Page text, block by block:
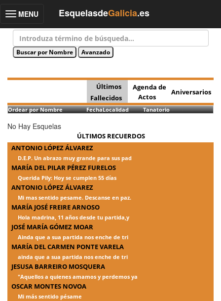
Toggle
MENU EsquelasdeGalicia.es
Últimos
Fallecidos
Agenda de
Actos
Aniversarios
Ordear por Nombre FechaLocalidad Tanatorio
No Hay Esquelas
ÚLTIMOS RECUERDOS
ANTONIO LÓPEZ ÁLVAREZ
D.E.P. Un abrazo muy grande para sus pad
MARÍA DEL PILAR PÉREZ FURELOS
Querida Pily: Hoy se cumplen 55 días
ANTONIO LÓPEZ ÁLVAREZ
Mi mas sentido pesame. Descanse en paz.
MARÍA JOSÉ FREIRE ARNOSO
Hola madrina, 11 años desde tu partida,y
JOSÉ MARÍA GÓMEZ MOAR
Ainda que a sua partida nos enche de tri
MARÍA DEL CARMEN PONTE VARELA
ainda que a sua partida nos enche de tri
JESUSA BARREIRO MOSQUERA
"Aquellos a quienes amamos y perdemos ya
OSCAR MONTES NOVOA
Mi más sentido pésame